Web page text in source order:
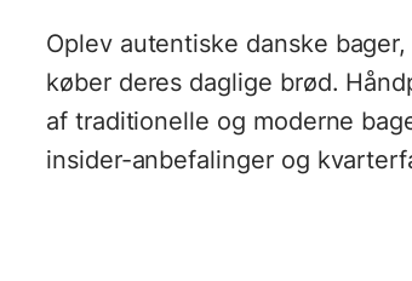
Oplev autentiske danske
køber deres daglige brød.
af traditionelle og moderne
insider-anbefalinger og